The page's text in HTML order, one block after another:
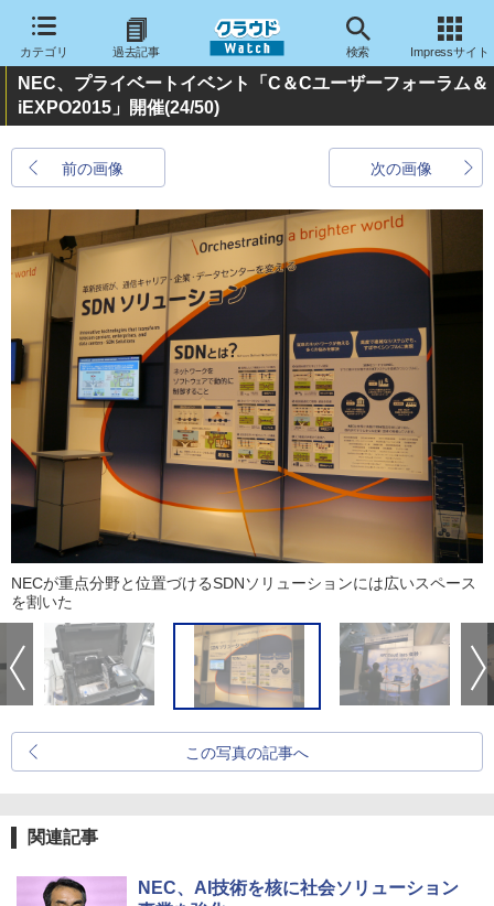
カテゴリ 過去記事 検索 Impressサイト
NEC、プライベートイベント「C＆Cユーザーフォーラム＆
iEXPO2015」開催(24/50)
前の画像 次の画像
NECが重点分野と位置づけるSDNソリューションには広いスペース
を割いた
この写真の記事へ
関連記事
NEC、AI技術を核に社会ソリューション